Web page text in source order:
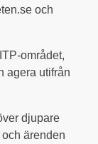
och
området,
agera utifrån
djupare
ärenden